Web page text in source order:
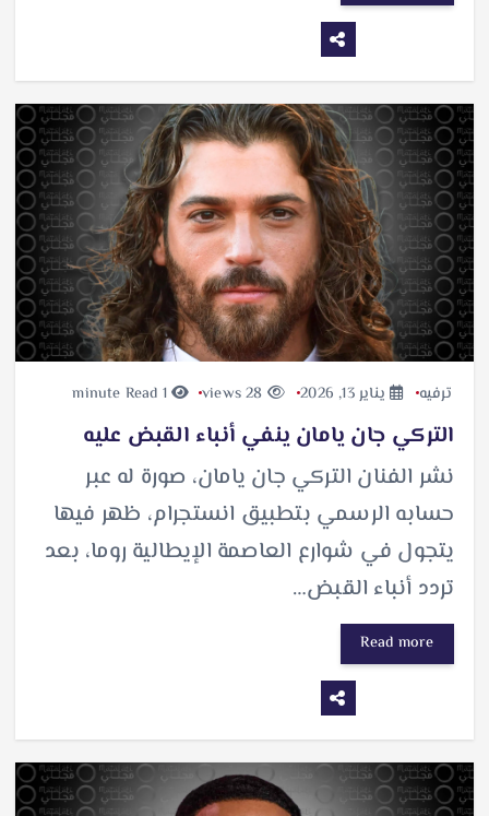
ترفيه يناير 13, 2026 28 views
1 minute Read
التركي جان يامان ينفي أنباء القبض عليه
نشر الفنان التركي جان يامان، صورة له عبر
حسابه الرسمي بتطبيق انستجرام، ظهر فيها
يتجول في شوارع العاصمة الإيطالية روما، بعد
تردد أنباء القبض…
Read more